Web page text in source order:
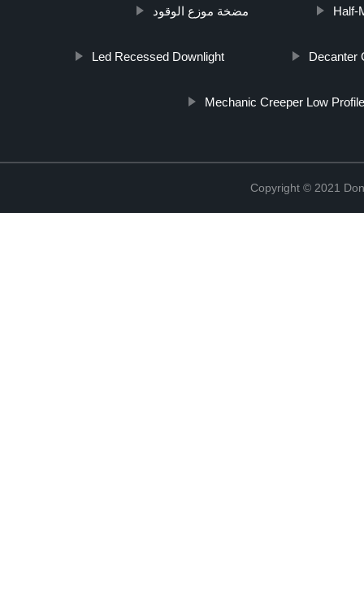
مضخة موزع الوقود Half-
Led Recessed Downlight Decanter
Mechanic Creeper Low Profile
Copyright © 2021